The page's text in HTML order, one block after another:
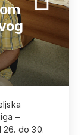
–
26. do 30.